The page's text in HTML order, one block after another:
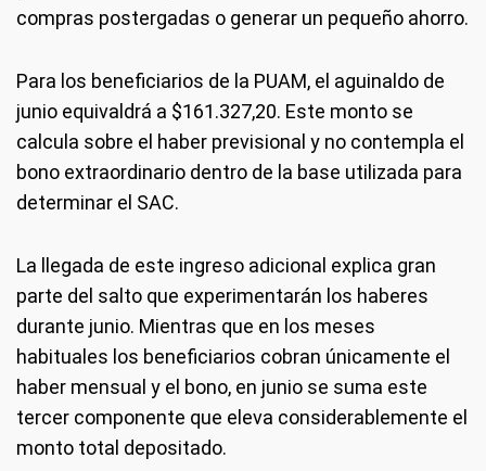
compras postergadas o generar un pequeño ahorro.
Para los beneficiarios de la PUAM, el aguinaldo de
junio equivaldrá a $161.327,20. Este monto se
calcula sobre el haber previsional y no contempla el
bono extraordinario dentro de la base utilizada para
determinar el SAC.
La llegada de este ingreso adicional explica gran
parte del salto que experimentarán los haberes
durante junio. Mientras que en los meses
habituales los beneficiarios cobran únicamente el
haber mensual y el bono, en junio se suma este
tercer componente que eleva considerablemente el
monto total depositado.